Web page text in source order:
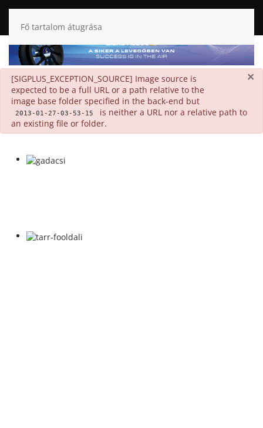
Fő tartalom átugrása
×
danger
[SIGPLUS_EXCEPTION_SOURCE] Image source is
expected to be a full URL or a path relative to the
image base folder specified in the back-end but
2013-01-27-03-53-15
is neither a URL nor a relative path to
an existing file or folder.